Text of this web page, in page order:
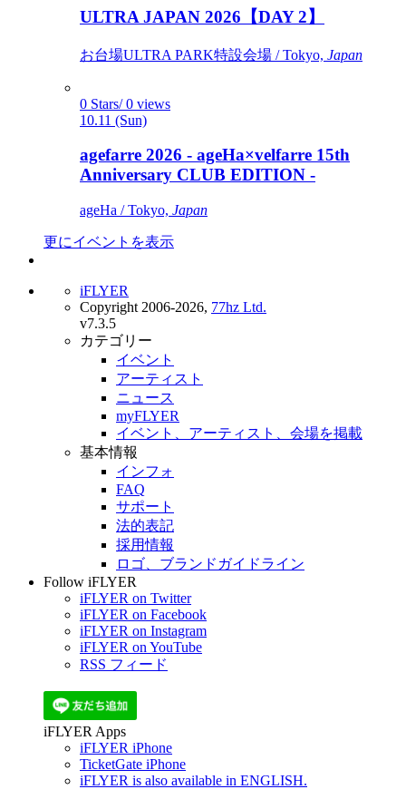
ULTRA JAPAN 2026【DAY 2】
お台場ULTRA PARK特設会場 / Tokyo, Japan
0 Stars/ 0 views
10.11 (Sun)
agefarre 2026 - ageHa×velfarre 15th
Anniversary CLUB EDITION -
ageHa / Tokyo, Japan
更にイベントを表示
iFLYER
Copyright 2006-2026, 77hz Ltd.
v7.3.5
カテゴリー
イベント
アーティスト
ニュース
myFLYER
イベント、アーティスト、会場を掲載
基本情報
インフォ
FAQ
サポート
法的表記
採用情報
ロゴ、ブランドガイドライン
Follow iFLYER
iFLYER on Twitter
iFLYER on Facebook
iFLYER on Instagram
iFLYER on YouTube
RSS フィード
iFLYER Apps
iFLYER iPhone
TicketGate iPhone
iFLYER is also available in ENGLISH.